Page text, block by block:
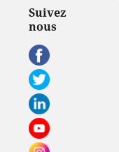
Suivez
nous